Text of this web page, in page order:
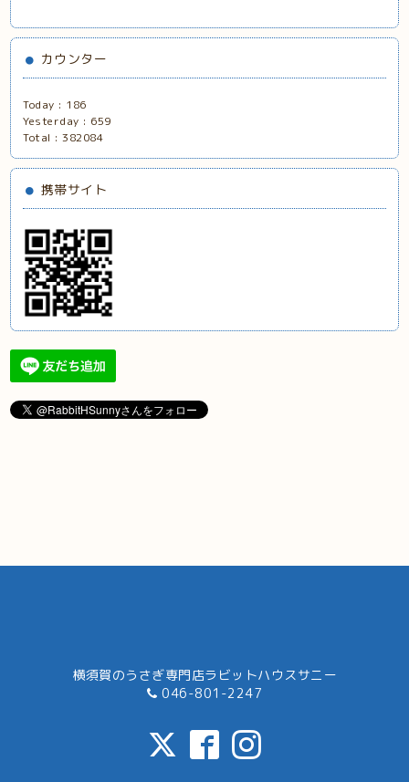
カウンター
Today : 186
Yesterday : 659
Total :382084
携帯サイト
横須賀のうさぎ専門店ラビットハウスサニー
046-801-2247